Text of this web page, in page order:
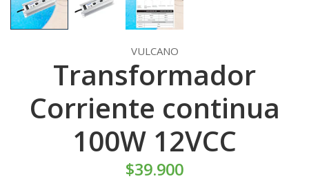
VULCANO
Transformador
Corriente continua
100W 12VCC
$39.900